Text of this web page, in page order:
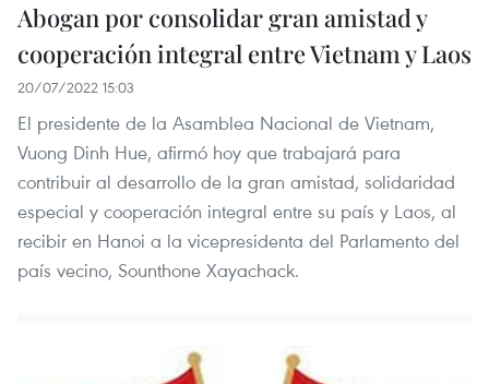
Abogan por consolidar gran amistad y
cooperación integral entre Vietnam y Laos
20/07/2022 15:03
El presidente de la Asamblea Nacional de Vietnam,
Vuong Dinh Hue, afirmó hoy que trabajará para
contribuir al desarrollo de la gran amistad, solidaridad
especial y cooperación integral entre su país y Laos, al
recibir en Hanoi a la vicepresidenta del Parlamento del
país vecino, Sounthone Xayachack.